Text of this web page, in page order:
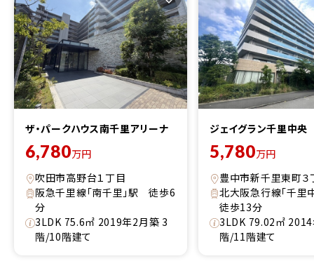
ザ・パークハウス南千里アリーナ
6,780万円
吹田市高野台１丁目
阪急千里線「南千里」駅 徒歩6
分
3LDK 75.6㎡ 2019年2月築 3
階/10階建て
ジェイグラン千里中央
5,780万円
豊中市新千里東町３
北大阪急行線「千
徒歩13分
3LDK 79.02㎡
階/11階建て